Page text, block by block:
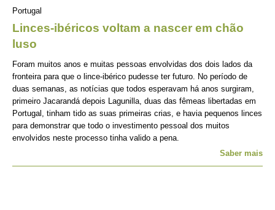
Portugal
Linces-ibéricos voltam a nascer em chão
luso
Foram muitos anos e muitas pessoas envolvidas dos dois lados da
fronteira para que o lince-ibérico pudesse ter futuro. No período de
duas semanas, as notícias que todos esperavam há anos surgiram,
primeiro Jacarandá depois Lagunilla, duas das fêmeas libertadas em
Portugal, tinham tido as suas primeiras crias, e havia pequenos linces
para demonstrar que todo o investimento pessoal dos muitos
envolvidos neste processo tinha valido a pena.
Saber mais